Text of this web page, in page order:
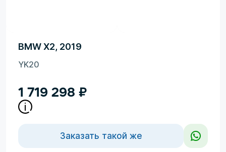
BMW X2, 2019
YK20
1 719 298 ₽
Заказать такой же